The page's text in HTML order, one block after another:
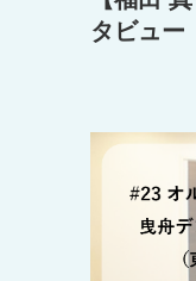
タビュー